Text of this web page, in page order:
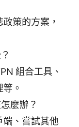
策的方案，
組合工具、
。
麼辦？
端、嘗試其他